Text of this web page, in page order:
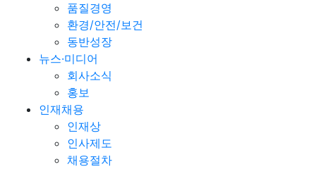
품질경영
환경/안전/보건
동반성장
뉴스·미디어
회사소식
홍보
인재채용
인재상
인사제도
채용절차